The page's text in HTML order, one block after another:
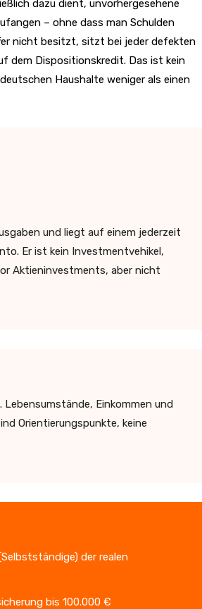
dazu dient, unvorhergesehene
– ohne dass man Schulden
nicht besitzt, sitzt bei jeder defekten
dem Dispositionskredit. Das ist kein
Haushalte weniger als einen
und liegt auf einem jederzeit
Er ist kein Investmentvehikel,
Aktieninvestments, aber nicht
Einkommen und
Orientierungspunkte, keine
der realen
bis 100.000 €